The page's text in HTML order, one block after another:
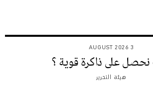
3 AUGUST 2026
على ذاكرة قوية ؟
هيئة التحرير